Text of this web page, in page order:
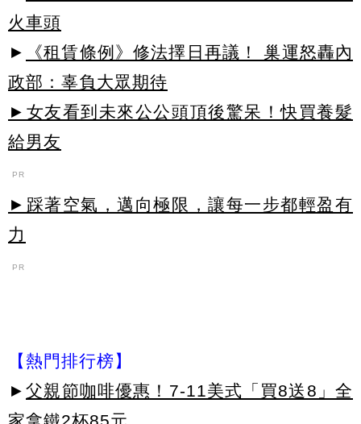
火車頭
►
《租賃條例》修法擇日再議！ 巢運怒轟內
政部：辜負大眾期待
►女友看到未來公公頭頂後驚呆！快買養髮
給男友
PR
►踩著空氣，邁向極限，讓每一步都輕盈有
力
PR
【熱門排行榜】
► 父親節咖啡優惠！7-11美式「買8送8」全